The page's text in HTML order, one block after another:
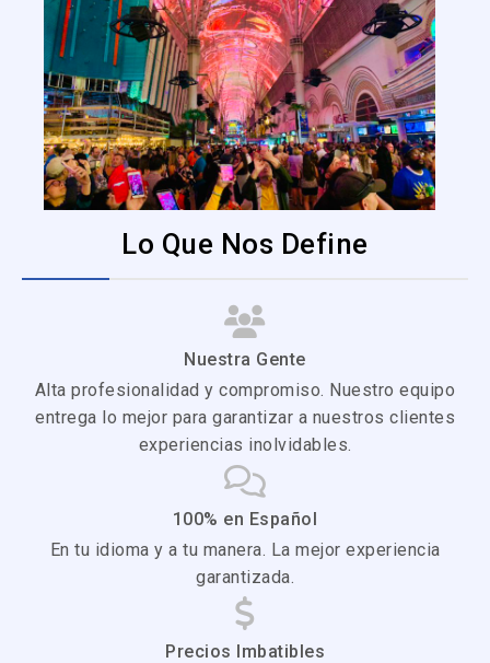
Lo Que Nos Define
Nuestra Gente
Alta profesionalidad y compromiso. Nuestro equipo
entrega lo mejor para garantizar a nuestros clientes
experiencias inolvidables.
100% en Español
En tu idioma y a tu manera. La mejor experiencia
garantizada.
Precios Imbatibles